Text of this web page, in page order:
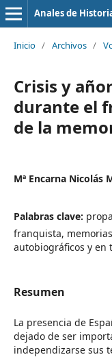
Anales de
Inicio / Archivos /
Crisis y
durante el
de la
Mª Encarna Nicolás
Palabras clave:
franquista,
autobiográficos y en
Resumen
La presencia de
dejado de ser
independizarse sus